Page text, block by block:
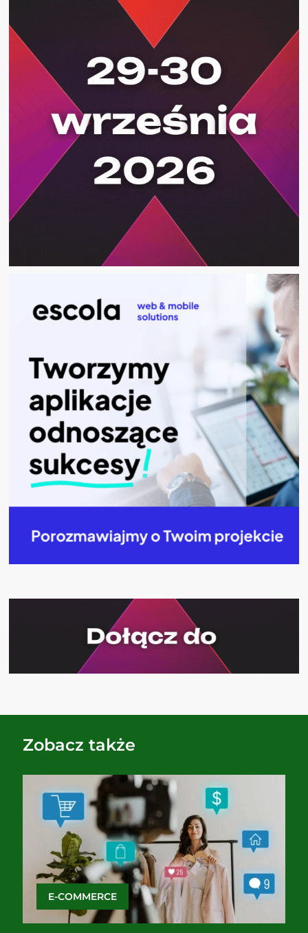
Zobacz także
E-COMMERCE